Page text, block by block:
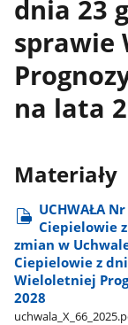
dnia 23
sprawie
na lata
Materiały
UCHWAŁA
Ciepielowie
zmian w
Ciepielowie z
Wieloletniej
2028